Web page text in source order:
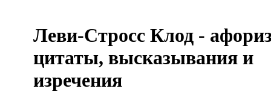
Леви-Стросс Клод -
цитаты, высказывания и
изречения